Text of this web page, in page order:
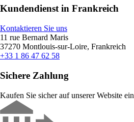
Kundendienst in Frankreich
Kontaktieren Sie uns
11 rue Bernard Maris
37270 Montlouis-sur-Loire, Frankreich
+33 1 86 47 62 58
Sichere Zahlung
Kaufen Sie sicher auf unserer Website ein